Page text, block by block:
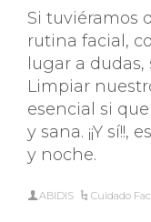
Si tuviéramos
rutina facial,
lugar a dudas,
Limpiar
esencial si
y sana. ¡¡Y
y noche.
ABIDIS Cuidado